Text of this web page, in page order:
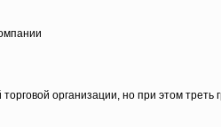
организации, но при этом